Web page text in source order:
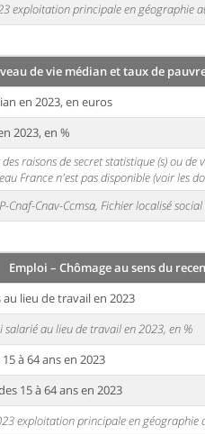
exploitation principale en géographie
de vie médian et taux de
en 2023, en euros
2023, en %
raisons de secret statistique (s) ou
France n'est pas disponible (voir les
Cnaf-Cnav-Ccmsa, Fichier localisé
Emploi – Chômage au sens du
lieu de travail en 2023
au lieu de travail en 2023, en %
à 64 ans en 2023
15 à 64 ans en 2023
exploitation principale en